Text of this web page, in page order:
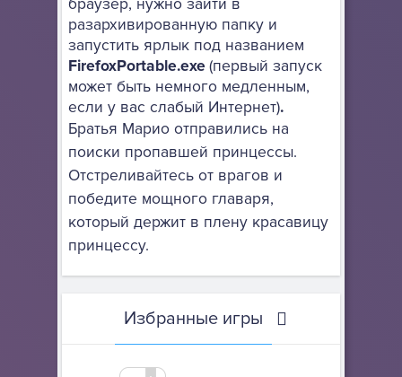
браузер, нужно зайти в
разархивированную папку и
запустить ярлык под названием
FirefoxPortable.exe(первый запуск
может быть немного медленным,
если у вас слабый Интернет).
Братья Марио отправились на
поиски пропавшей принцессы.
Отстреливайтесь от врагов и
победите мощного главаря,
который держит в плену красавицу
принцессу.
Избранные игры